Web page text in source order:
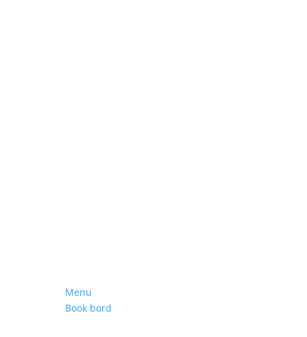
Menu
Book bord